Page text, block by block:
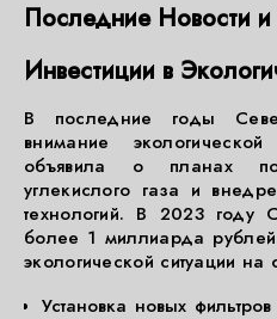
Последние Новости и
Инвестиции в
В последние годы
внимание
объявила о планах
углекислого газа и
технологий. В 2023 году
более 1 миллиарда
экологической ситуации на
Установка новых